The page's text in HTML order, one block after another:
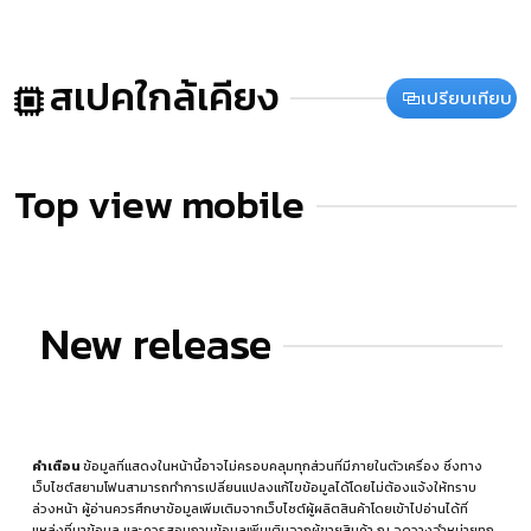
สเปคใกล้เคียง เปรียบเทียบ
Top view mobile
New release
คำเตือนข้อมูลที่แสดงในหน้านี้อาจไม่ครอบคลุมทุกส่วนที่มีภายในตัวเครื่อง ซึ่งทาง
เว็บไซต์สยามโฟนสามารถทำการเปลี่ยนแปลงแก้ไขข้อมูลได้โดยไม่ต้องแจ้งให้ทราบ
ล่วงหน้า ผู้อ่านควรศึกษาข้อมูลเพิ่มเติมจากเว็บไซต์ผู้ผลิตสินค้าโดยเข้าไปอ่านได้ที่